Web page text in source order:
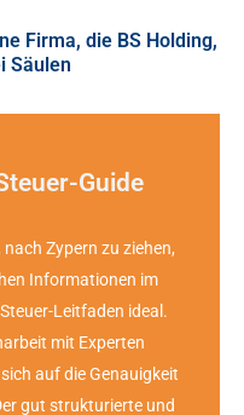
Firma, die BS Holding,
Säulen
Guide
Zypern zu ziehen,
Informationen im
Leitfaden ideal.
mit Experten
auf die Genauigkeit
gut strukturierte und